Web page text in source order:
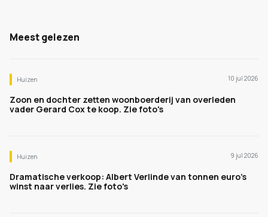
Meest gelezen
Huizen 10 jul 2026
Zoon en dochter zetten woonboerderij van overleden
vader Gerard Cox te koop. Zie foto's
Huizen 9 jul 2026
Dramatische verkoop: Albert Verlinde van tonnen euro's
winst naar verlies. Zie foto's